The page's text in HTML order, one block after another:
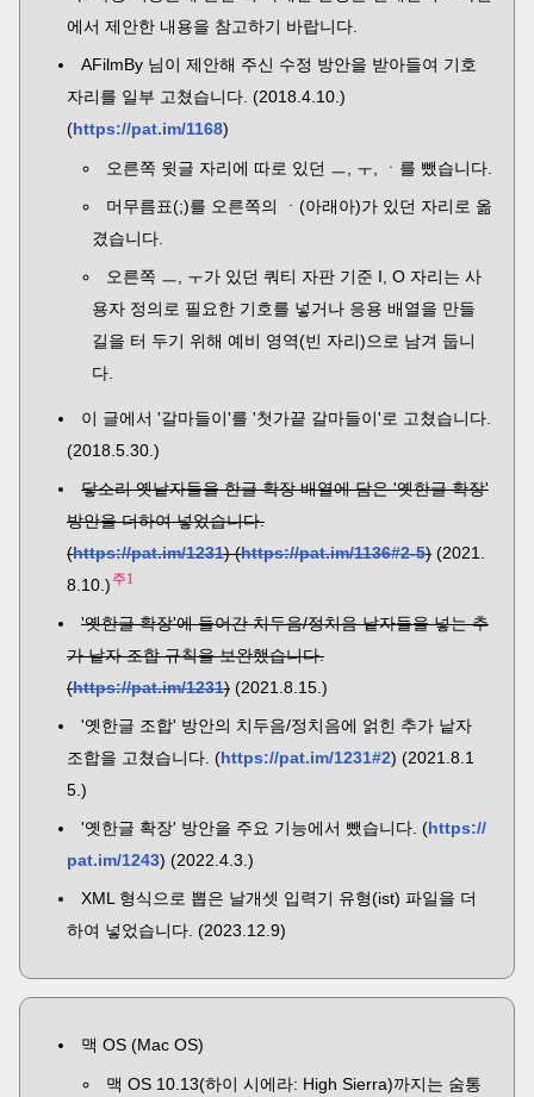
에서 제안한 내용을 참고하기 바랍니다.
AFilmBy 님이 제안해 주신 수정 방안을 받아들여 기호
자리를 일부 고쳤습니다. (2018.4.10.)
(https://pat.im/1168)
오른쪽 윗글 자리에 따로 있던 ㅡ, ㅜ, ㆍ를 뺐습니다.
머무름표(;)를 오른쪽의 ㆍ(아래아)가 있던 자리로 옮
겼습니다.
오른쪽 ㅡ, ㅜ가 있던 쿼티 자판 기준 I, O 자리는 사
용자 정의로 필요한 기호를 넣거나 응용 배열을 만들
길을 터 두기 위해 예비 영역(빈 자리)으로 남겨 둡니
다.
이 글에서 '갈마들이'를 '첫가끝 갈마들이'로 고쳤습니다.
(2018.5.30.)
닿소리 옛낱자들을 한글 확장 배열에 담은 '옛한글 확장'
방안을 더하여 넣었습니다.
(https://pat.im/1231) (https://pat.im/1136#2-5) (2021.
8.10.) 주1
'옛한글 확장'에 들어간 치두음/정치음 낱자들을 넣는 추
가 낱자 조합 규칙을 보완했습니다.
(https://pat.im/1231) (2021.8.15.)
'옛한글 조합' 방안의 치두음/정치음에 얽힌 추가 낱자
조합을 고쳤습니다. (https://pat.im/1231#2) (2021.8.1
5.)
'옛한글 확장' 방안을 주요 기능에서 뺐습니다. (https://
pat.im/1243) (2022.4.3.)
XML 형식으로 뽑은 날개셋 입력기 유형(ist) 파일을 더
하여 넣었습니다. (2023.12.9)
맥 OS (Mac OS)
맥 OS 10.13(하이 시에라: High Sierra)까지는 숨통